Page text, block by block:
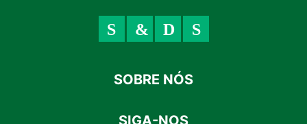
SOBRE NÓS
SIGA-NOS